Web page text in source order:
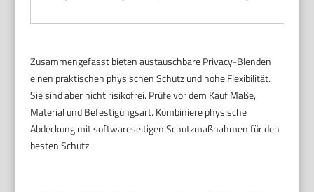
Zusammengefasst bieten austauschbare Privacy-Blenden
einen praktischen physischen Schutz und hohe Flexibilität.
Sie sind aber nicht risikofrei. Prüfe vor dem Kauf Maße,
Material und Befestigungsart. Kombiniere physische
Abdeckung mit softwareseitigen Schutzmaßnahmen für den
besten Schutz.